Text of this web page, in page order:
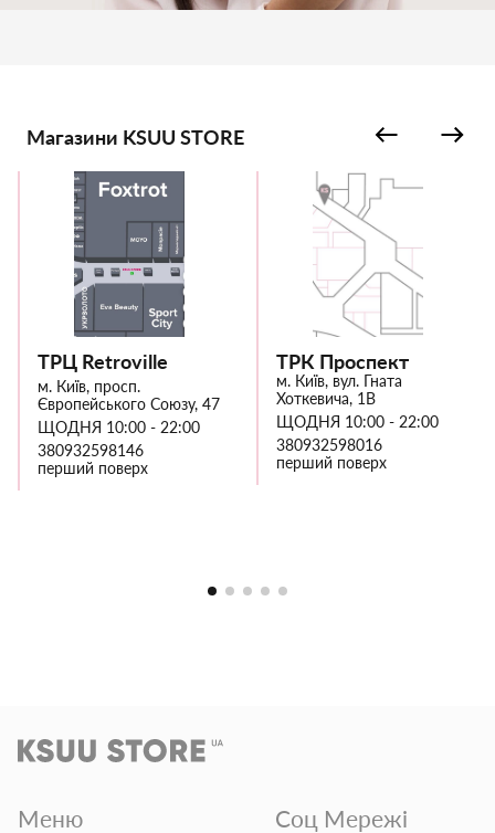
Магазини KSUU STORE
ТРЦ Retroville
м. Київ, просп.
Європейського Союзу, 47
ЩОДНЯ 10:00 - 22:00
380932598146
перший поверх
ТРК Проспект
м. Київ, вул. Гната
Хоткевича, 1В
ЩОДНЯ 10:00 - 22:00
380932598016
перший поверх
Меню Соц Мережі